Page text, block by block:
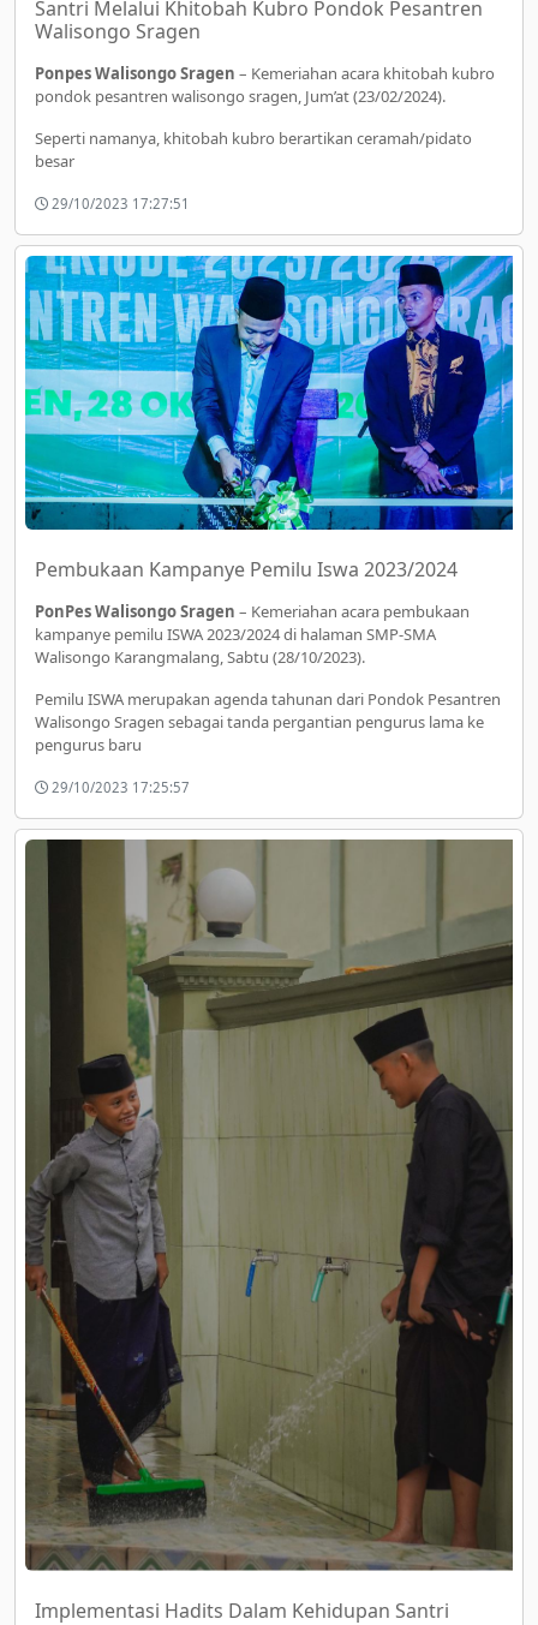
Santri Melalui Khitobah Kubro Pondok Pesantren
Walisongo Sragen
Ponpes Walisongo Sragen – Kemeriahan acara khitobah kubro
pondok pesantren walisongo sragen, Jum’at (23/02/2024).
Seperti namanya, khitobah kubro berartikan ceramah/pidato
besar
29/10/2023 17:27:51
Pembukaan Kampanye Pemilu Iswa 2023/2024
PonPes Walisongo Sragen – Kemeriahan acara pembukaan
kampanye pemilu ISWA 2023/2024 di halaman SMP-SMA
Walisongo Karangmalang, Sabtu (28/10/2023).
Pemilu ISWA merupakan agenda tahunan dari Pondok Pesantren
Walisongo Sragen sebagai tanda pergantian pengurus lama ke
pengurus baru
29/10/2023 17:25:57
Implementasi Hadits Dalam Kehidupan Santri